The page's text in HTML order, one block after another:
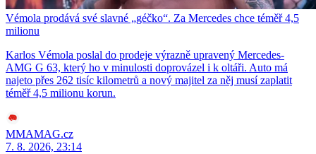
Vémola prodává své slavné „géčko“. Za Mercedes chce téměř 4,5
milionu
Karlos Vémola poslal do prodeje výrazně upravený Mercedes-
AMG G 63, který ho v minulosti doprovázel i k oltáři. Auto má
najeto přes 262 tisíc kilometrů a nový majitel za něj musí zaplatit
téměř 4,5 milionu korun.
MMAMAG.cz
7. 8. 2026, 23:14